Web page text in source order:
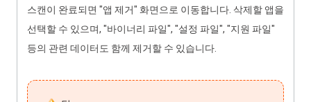
스캔이 완료되면 "앱 제거" 화면으로 이동합니다. 삭제할 앱을
선택할 수 있으며, "바이너리 파일", "설정 파일", "지원 파일"
등의 관련 데이터도 함께 제거할 수 있습니다.